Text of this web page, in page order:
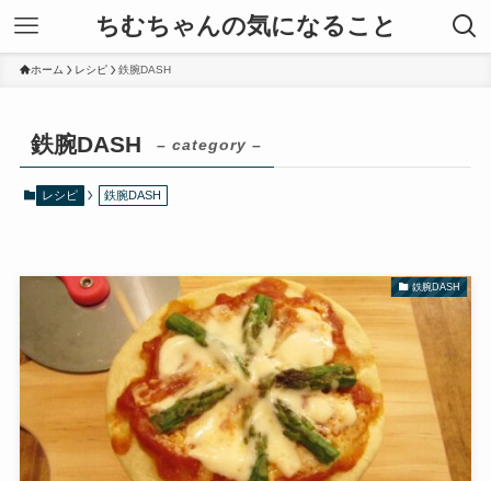
ちむちゃんの気になること
ホーム レシピ 鉄腕DASH
鉄腕DASH – category –
レシピ 鉄腕DASH
鉄腕DASH